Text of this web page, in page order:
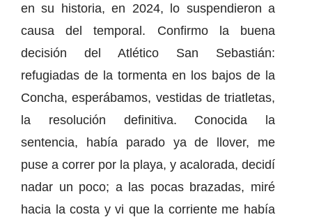
en su historia, en 2024, lo suspendieron a
causa del temporal. Confirmo la buena
decisión del Atlético San Sebastián:
refugiadas de la tormenta en los bajos de la
Concha, esperábamos, vestidas de triatletas,
la resolución definitiva. Conocida la
sentencia, había parado ya de llover, me
puse a correr por la playa, y acalorada, decidí
nadar un poco; a las pocas brazadas, miré
hacia la costa y vi que la corriente me había